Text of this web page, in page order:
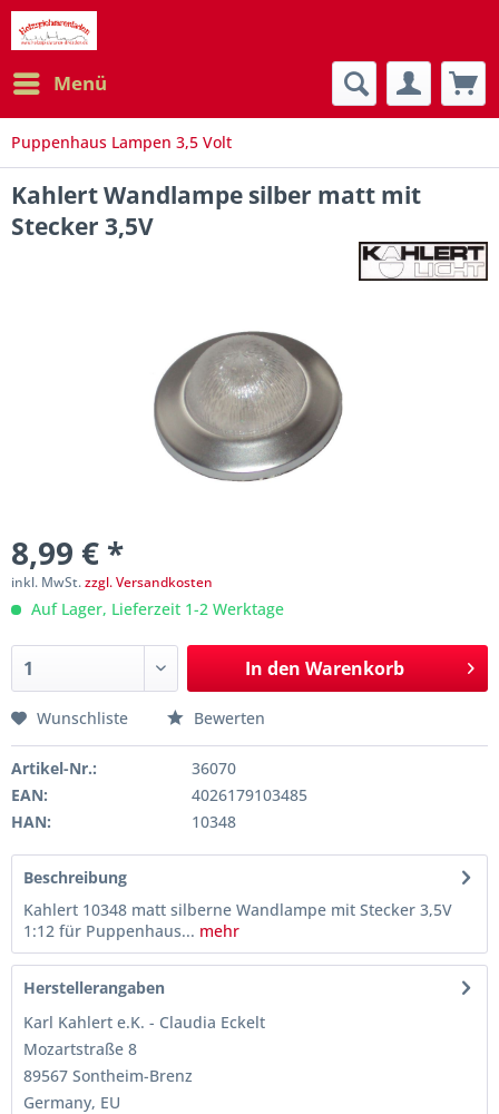
Menü
Puppenhaus Lampen 3,5 Volt
Kahlert Wandlampe silber matt mit
Stecker 3,5V
8,99 € *
inkl. MwSt.zzgl. Versandkosten
Auf Lager, Lieferzeit 1-2 Werktage
In den Warenkorb
Wunschliste Bewerten
Artikel-Nr.:
36070
EAN:
4026179103485
HAN:
10348
Beschreibung
Kahlert 10348 matt silberne Wandlampe mit Stecker 3,5V
1:12 für Puppenhaus... mehr
Herstellerangaben
Karl Kahlert e.K. - Claudia Eckelt
Mozartstraße 8
89567 Sontheim-Brenz
Germany, EU